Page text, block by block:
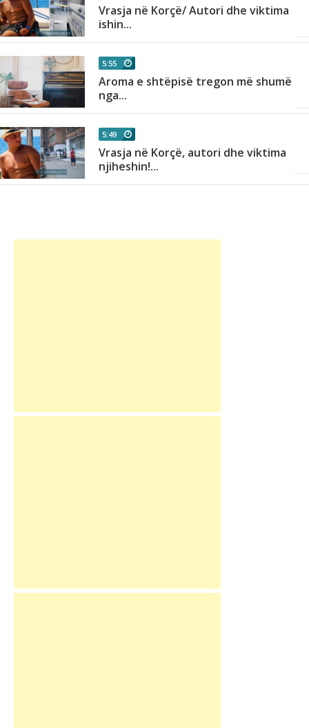
Vrasja në Korçë/ Autori dhe viktima
ishin...
5:55
Aroma e shtëpisë tregon më shumë
nga...
5:49
Vrasja në Korçë, autori dhe viktima
njiheshin!...